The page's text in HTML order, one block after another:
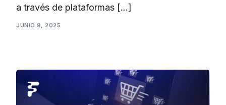
a través de plataformas […]
JUNIO 9, 2025